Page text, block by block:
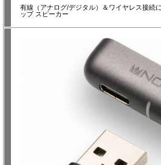
有線（アナログ/デジタル）＆ワイヤレス接続
ップ スピーカー